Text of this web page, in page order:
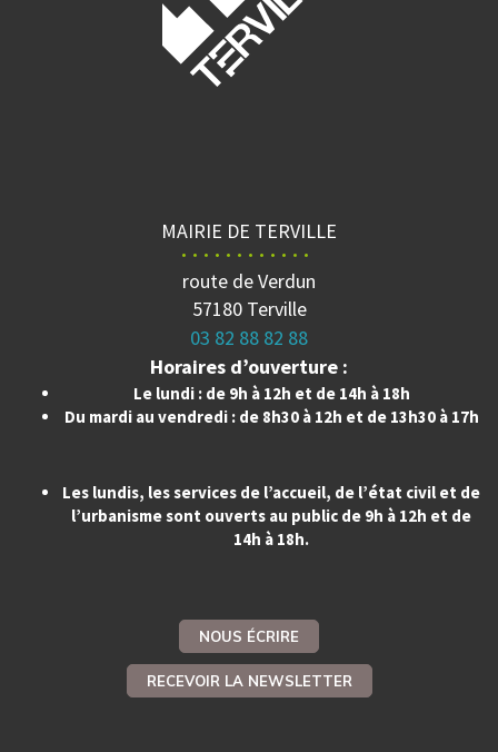
MAIRIE DE TERVILLE
route de Verdun
57180 Terville
03 82 88 82 88
Horaires d’ouverture :
Le lundi : de 9h à 12h et de 14h à 18h
Du mardi au vendredi : de 8h30 à 12h et de 13h30 à 17h
Les lundis, les services de l’accueil, de l’état civil et de
l’urbanisme sont ouverts au public de 9h à 12h et de
14h à 18h.
NOUS ÉCRIRE
RECEVOIR LA NEWSLETTER